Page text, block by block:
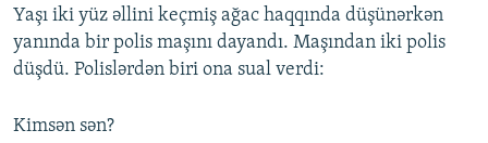
Yaşı iki yüz əllini keçmiş ağac haqqında düşünərkən
yanında bir polis maşını dayandı. Maşından iki polis
düşdü. Polislərdən biri ona sual verdi:
Kimsən sən?